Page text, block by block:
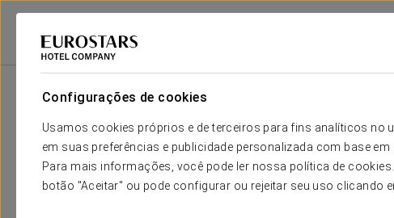
Configurações de cookies
Usamos cookies próprios e de terceiros para fins analíticos no
em suas preferências e publicidade personalizada com base
Para mais informações, você pode ler nossa política de
botão "Aceitar" ou pode configurar ou rejeitar seu uso clicando
Eurostars Hotel Company